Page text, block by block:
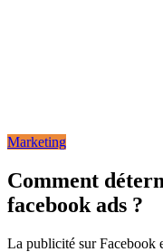
Marketing
Comment
facebook ads ?
La publicité sur Facebook